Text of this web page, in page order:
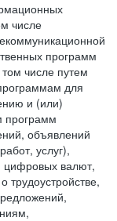
числе
программ
числе путем
для
и (или)
программ
объявлений
услуг),
цифровых валют,